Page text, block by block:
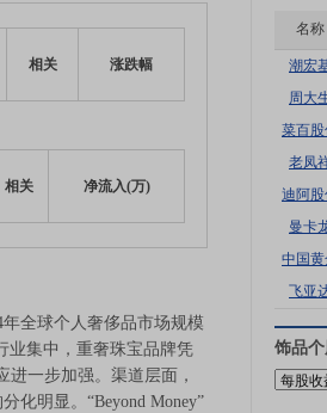
相关 涨跌幅
相关 净流入(万)
全球个人奢侈品市场规模
业集中，重奢珠宝品牌凭
进一步加强。渠道层面，
化明显。“Beyond Money”
名称
潮宏
周大
菜百
老凤
迪阿
曼卡
中国
飞亚
饰品